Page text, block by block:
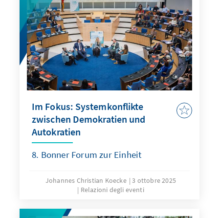
Im Fokus: Systemkonflikte
zwischen Demokratien und
Autokratien
8. Bonner Forum zur Einheit
Johannes Christian Koecke
3 ottobre 2025
Relazioni degli eventi